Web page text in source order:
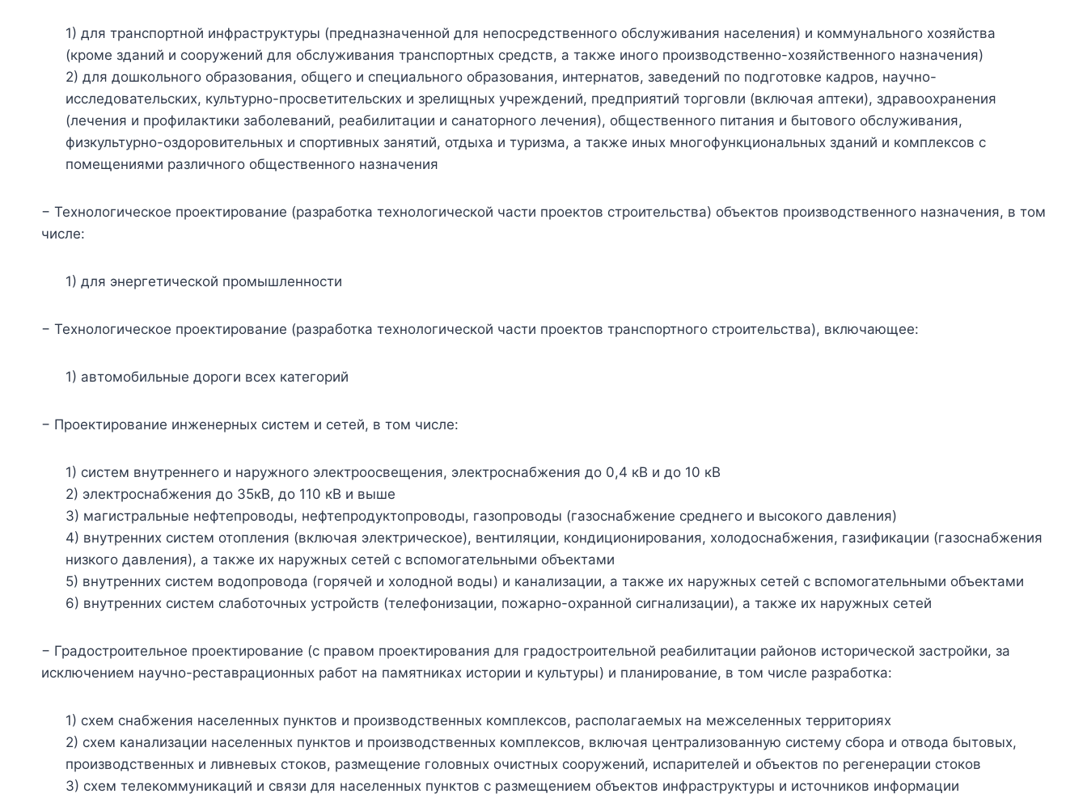
1) для транспортной инфраструктуры (предназначенной для непосредственного обслуживания населения) и коммунального хозяйства
(кроме зданий и сооружений для обслуживания транспортных средств, а также иного производственно-хозяйственного назначения)
2) для дошкольного образования, общего и специального образования, интернатов, заведений по подготовке кадров, научно-
исследовательских, культурно-просветительских и зрелищных учреждений, предприятий торговли (включая аптеки), здравоохранения
(лечения и профилактики заболеваний, реабилитации и санаторного лечения), общественного питания и бытового обслуживания,
физкультурно-оздоровительных и спортивных занятий, отдыха и туризма, а также иных многофункциональных зданий и комплексов с
помещениями различного общественного назначения
− Технологическое проектирование (разработка технологической части проектов строительства) объектов производственного назначения, в том
числе:
1) для энергетической промышленности
− Технологическое проектирование (разработка технологической части проектов транспортного строительства), включающее:
1) автомобильные дороги всех категорий
− Проектирование инженерных систем и сетей, в том числе:
1) систем внутреннего и наружного электроосвещения, электроснабжения до 0,4 кВ и до 10 кВ
2) электроснабжения до 35кВ, до 110 кВ и выше
3) магистральные нефтепроводы, нефтепродуктопроводы, газопроводы (газоснабжение среднего и высокого давления)
4) внутренних систем отопления (включая электрическое), вентиляции, кондиционирования, холодоснабжения, газификации (газоснабжения
низкого давления), а также их наружных сетей с вспомогательными объектами
5) внутренних систем водопровода (горячей и холодной воды) и канализации, а также их наружных сетей с вспомогательными объектами
6) внутренних систем слаботочных устройств (телефонизации, пожарно-охранной сигнализации), а также их наружных сетей
− Градостроительное проектирование (с правом проектирования для градостроительной реабилитации районов исторической застройки, за
исключением научно-реставрационных работ на памятниках истории и культуры) и планирование, в том числе разработка:
1) схем снабжения населенных пунктов и производственных комплексов, располагаемых на межселенных территориях
2) схем канализации населенных пунктов и производственных комплексов, включая централизованную систему сбора и отвода бытовых,
производственных и ливневых стоков, размещение головных очистных сооружений, испарителей и объектов по регенерации стоков
3) схем телекоммуникаций и связи для населенных пунктов с размещением объектов инфраструктуры и источников информации